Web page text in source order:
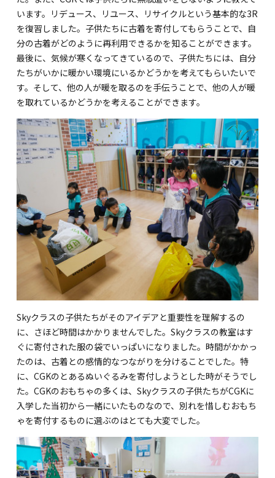
SCHOOL NEWS
学校経営コンサル
企業情報
採用・求人情報
保育園用物件紹介
横浜市物件情報募集
関内校
TEL(JP): 045-211-4427
TEL(EN): 045-211-4690
馬車道校
TEL(JP): 045-222-6467
TEL(EN): 045-228-9397
います。リデュース、リユース、リサイクルという基本的な3R
を復習しました。子供たちに古着を寄付してもらうことで、自
分の古着がどのように再利用できるかを知ることができます。
最後に、気候が寒くなってきているので、子供たちには、自分
たちがいかに暖かい環境にいるかどうかを考えてもらいたいで
す。そして、他の人が暖を取るのを手伝うことで、他の人が暖
を取れているかどうかを考えることができます。
Skyクラスの子供たちがそのアイデアと重要性を理解するの
に、さほど時間はかかりませんでした。Skyクラスの教室はす
ぐに寄付された服の袋でいっぱいになりました。時間がかかっ
たのは、古着との感情的なつながりを分けることでした。特
に、CGKのとあるぬいぐるみを寄付しようとした時がそうでし
た。CGKのおもちゃの多くは、Skyクラスの子供たちがCGKに
入学した当初から一緒にいたものなので、別れを惜しむおもち
ゃを寄付するものに選ぶのはとても大変でした。